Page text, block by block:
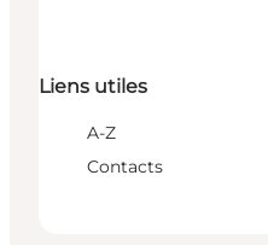
Liens utiles
A-Z
Contacts